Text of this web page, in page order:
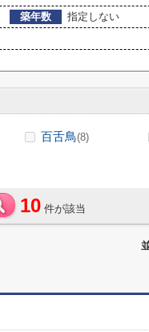
築年数
指定しない
百舌鳥(8)
10 件が該当